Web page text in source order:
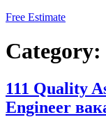
Free Estimate
Category:
111 Quality
Engineer